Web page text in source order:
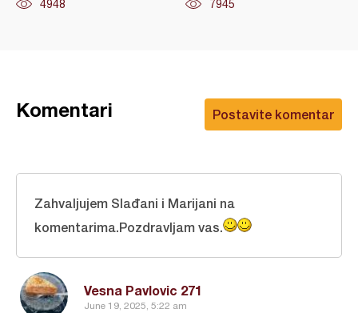
4948 7945
Postavite komentar
Komentari
Vesna Pavlovic 271
June 19, 2025, 5:22 am
Zahvaljujem Slađani i Marijani na
komentarima.Pozdravljam vas.